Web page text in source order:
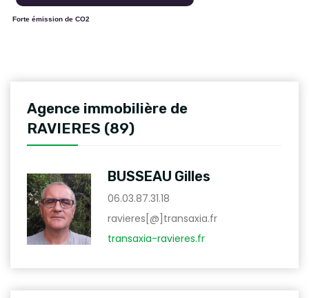
Forte émission de CO2
Agence immobilière de
RAVIERES (89)
BUSSEAU Gilles
06.03.87.31.18
ravieres[@]transaxia.fr
transaxia-ravieres.fr